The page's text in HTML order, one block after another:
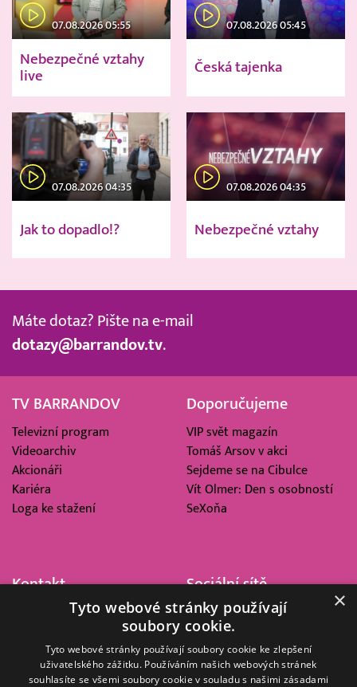
07.08.2026 05:55
Nebezpečné vztahy
live
07.08.2026 05:45
Česká tajenka
07.08.2026 04:35
Jak to dopadlo!?
07.08.2026 04:35
Nebezpečné vztahy
Máte dotaz? Pište na e-mail
dotazy@barrandov.tv.
TV BARRANDOV
Televizní program
Videoarchiv
Akcionáři
Kariéra
Loga ke stažení
Doporučujeme
VIP svět magazín
Tomáš Arsov v akci
Sejdeme se na Cibulce
Vít Olmer: Den s osobností
SeXoňa
Kontakt
Barrandov Televizní Studio,
Kříženeckého nám. 322
152 00 Praha 5
Sociální sítě
×
Tyto webové stránky používají
soubory cookie.
Tyto webové stránky používají soubory cookie ke zlepšení
uživatelského zážitku. Používáním našich webových stránek
souhlasíte se všemi soubory cookie v souladu s našimi zásadami